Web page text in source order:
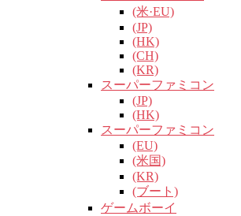
(米·EU)
(JP)
(HK)
(CH)
(KR)
スーパーファミコン
(JP)
(HK)
スーパーファミコン
(EU)
(米国)
(KR)
(ブート)
ゲームボーイ